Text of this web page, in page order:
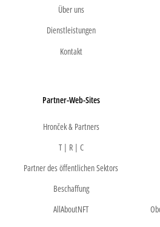
Über uns
Dienstleistungen
Kontakt
Partner-Web-Sites
Hronček & Partners
T | R | C
Partner des öffentlichen Sektors
Beschaffung
AllAboutNFT